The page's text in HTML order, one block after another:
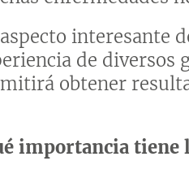
interesante
de diversos
obtener
importancia